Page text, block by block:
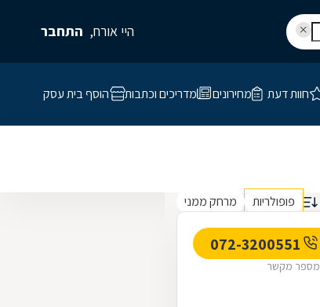
היי אורח, התחבר
חוות דעת מחירונים מדריכים וכתבות הוסף בית עסק
פופולריות מרחק ממני
מספר מקשר